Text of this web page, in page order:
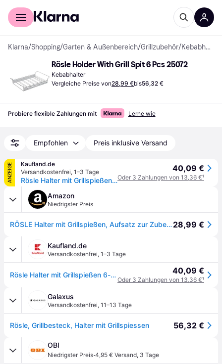
Für Shopper
Klarna/Shopping/Garten & Außenbereich/Grillzubehör/ Kebabhalter
Rösle Holder With Grill Spit 6 Pcs 25072
Kebabhalter
Vergleiche Preise von28,99 €bis56,32 €
Probiere flexible Zahlungen mit Lerne wie
Empfohlen Preis inklusive Versand
ANZEIGE
Kaufland.de
Versandkostenfrei, 1–3 Tage
Rösle Halter mit Grillspießen 6-teilig aus Edelstahl 25072
40,09 €
Oder 3 Zahlungen von 13,36 €¹
Amazon
Niedrigster Preis
RÖSLE Halter mit Grillspießen, Aufsatz zur Zubereitung von Schaschlik und Gemüse auf Gas- und Kohlegrill, 6-teilig, Edelstahl 18/10, spülmaschinengeeignet28,99 €
Kaufland.de
Versandkostenfrei, 1–3 Tage
Rösle Halter mit Grillspießen 6-teilig aus Edelstahl 25072 40,09 €
Oder 3 Zahlungen von 13,36 €¹
Galaxus
Versandkostenfrei, 11–13 Tage
Rösle, Grillbesteck, Halter mit Grillspiessen 56,32 €
OBI
Niedrigster Preis·4,95 € Versand, 3 Tage